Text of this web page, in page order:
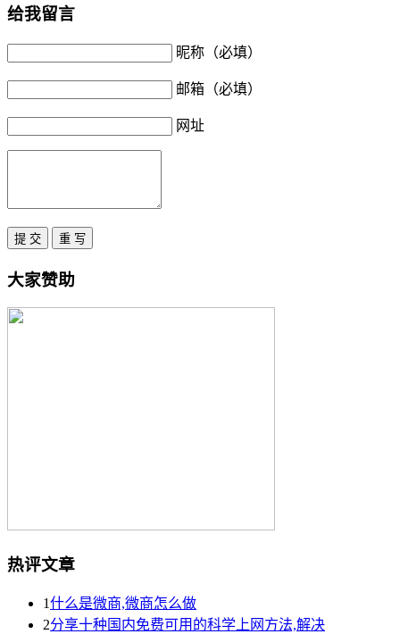
给我留言
昵称（必填）
邮箱（必填）
网址
大家赞助
热评文章
1什么是微商,微商怎么做
2分享十种国内免费可用的科学上网方法,解决